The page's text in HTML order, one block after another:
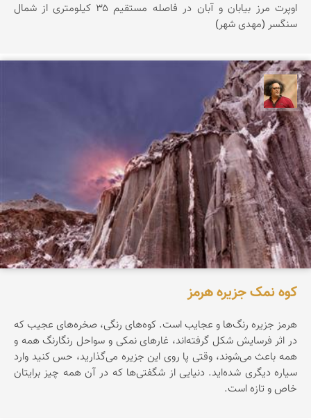
اوپرت مرز بیابان و آبان در فاصله مستقیم ۳۵ کیلومتری از شمال
سنگسر (مهدی شهر)
مصطفی ربیعی بهشتی
کوه نمک جزیره هرمز
هرمز جزیره‌ رنگ‌ها‌ و عجایب است. کوه‌های رنگی، صخره‌های عجیب که
در اثر فرسایش شکل گرفته‌اند، غارهای نمکی و سواحل رنگارنگ همه و
همه باعث می‌شوند، وقتی پا روی این جزیره می‌گذارید، حس کنید وارد
سیاره‌ دیگری شده‌اید. دنیایی از شگفتی‌ها که در آن همه چیز برایتان
خاص و تازه است.